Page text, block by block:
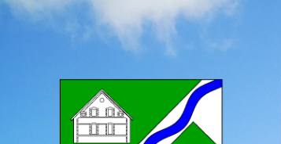
Skip
Skip
Skip
Skip